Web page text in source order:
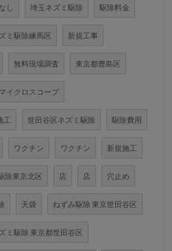
し 埼玉ネズミ駆除 駆除料金
ミ駆除練馬区 新規工事
無料現場調査 東京都豊島区
マイクロスコープ
工 世田谷区ネズミ駆除 駆除費用
ワクチン ワクチン 新規施工
除東京北区 店 店 穴止め
天袋 ねずみ駆除 東京世田谷区
ミ駆除 東京都世田谷区